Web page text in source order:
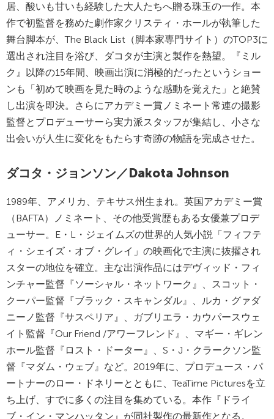
居、酸いも甘いも経験した大人たちへ贈る珠玉の一作。本
作で初監督を務めた劇作家クリスティ・ホールが執筆した
舞台脚本が、The Black List（脚本家専門サイト）のTOP3に
選出され注目を浴び、ダコタが主演と製作を熱望。『ミル
ク』以降の15年間、映画出演に消極的だったというショー
ンも「初めて映画を見た時のような感動を覚えた」と絶賛
し出演を即決。さらにアカデミー賞ノミネート常連の撮影
監督とプロデューサーら実力派スタッフが集結し、小さな
出会いが人生に変化をもたらす奇跡の物語を完成させた。
ダコタ・ジョンソン／Dakota Johnson
1989年、アメリカ、テキサス州生まれ。英国アカデミー賞
（BAFTA）ノミネート、その他受賞歴もある女優兼プロデ
ューサー。E・L・ジェイムズの世界的人気小説「フィフテ
ィ・シェイズ・オブ・グレイ」の映画化で主演に抜擢され
スターの地位を確立。主な出演作品にはデヴィッド・フィ
ンチャー監督『ソーシャル・ネットワーク』、スコット・
クーパー監督『ブラック・スキャンダル』、ルカ・グァダ
ニーノ監督『サスペリア』、ガブリエラ・カウパースウェ
イト監督『Our Friend /アワーフレンド』、マギー・ギレン
ホール監督『ロスト・ドーター』、S・J・クラークソン監
督『マダム・ウェブ』など。2019年に、プロデュース・パ
ートナーのロー・ドネリーとともに、TeaTime Picturesを立
ち上げ、すでに多くの注目を集めている。本作『ドライ
ブ・イン・マンハッタン』が同社製作の最新作となる。